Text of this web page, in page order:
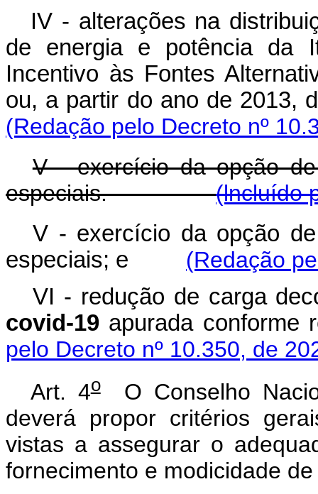
IV - alterações na
de energia e potência da
Incentivo às Fontes
ou, a partir do ano de
(Redação pelo Decreto nº
V - exercício da opção
especiais.
(lncluído
V - exercício da opção
especiais; e (Redação
VI - redução de carga
covid-19 apurada
pelo Decreto nº 10.350, de
Art. 4oO Conselho
deverá propor critérios
vistas a assegurar o
fornecimento e modicidade